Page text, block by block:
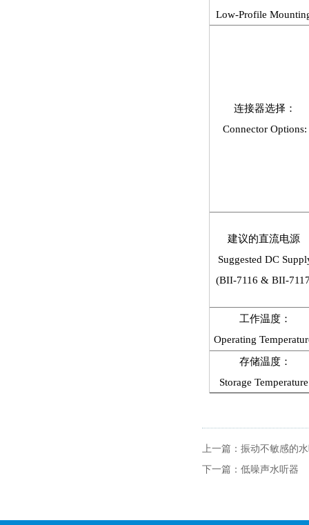
Low-Profile
连接器选择：
Connector Options:
建议的直流电源
Suggested DC
(BII-7116 & BII-
工作温度：
Operating
存储温度：
Storage
上一篇： 振动不敏感的
下一篇： 低噪声水听器